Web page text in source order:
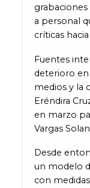
a personal
críticas
Fuentes
deterioro
medios y la
Eréndira
en marzo
Vargas
Desde
un modelo
con